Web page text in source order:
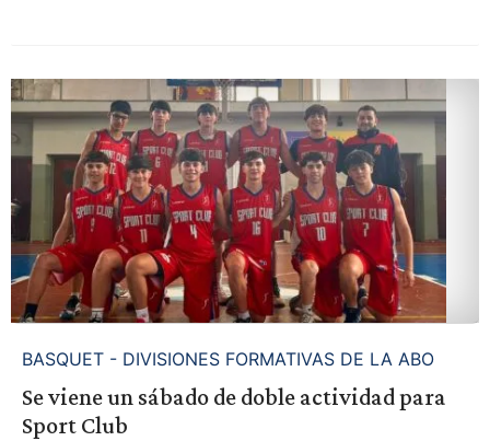
BASQUET - DIVISIONES FORMATIVAS DE LA ABO
Se viene un sábado de doble actividad para
Sport Club